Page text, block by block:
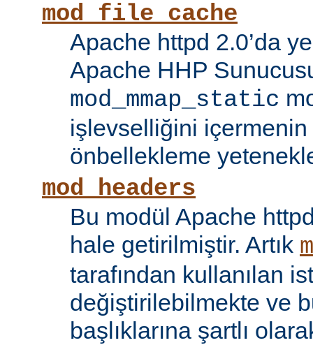
mod_file_cache
Apache httpd 2.0’da
Apache HHP
mod_mmap_static
işlevselliğini içermenin
önbellekleme
mod_headers
Bu modül Apache
hale getirilmiştir. Artık
tarafından kullanılan
değiştirilebilmekte ve
başlıklarına şartlı